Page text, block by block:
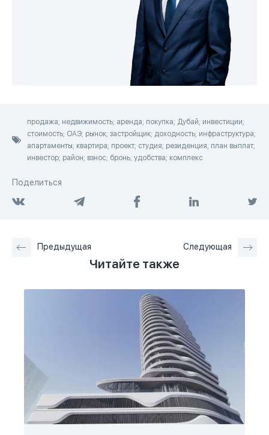
продажа; недвижимость; аренда; покупка; Дубай; инвестиции;
стоимость; ОАЭ; рынок; застройщик; доходность; инфраструктура;
апартаменты; квартира; проект; студия; резиденция; план выплат;
инвестор; район; взнос; бронь; удобства; комплекс
Поделиться
Предыдущая Следующая
Читайте также